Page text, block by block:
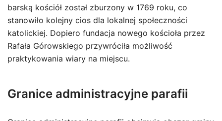
barską kościół został zburzony w 1769 roku, co
stanowiło kolejny cios dla lokalnej społeczności
katolickiej. Dopiero fundacja nowego kościoła przez
Rafała Górowskiego przywróciła możliwość
praktykowania wiary na miejscu.
Granice administracyjne parafii